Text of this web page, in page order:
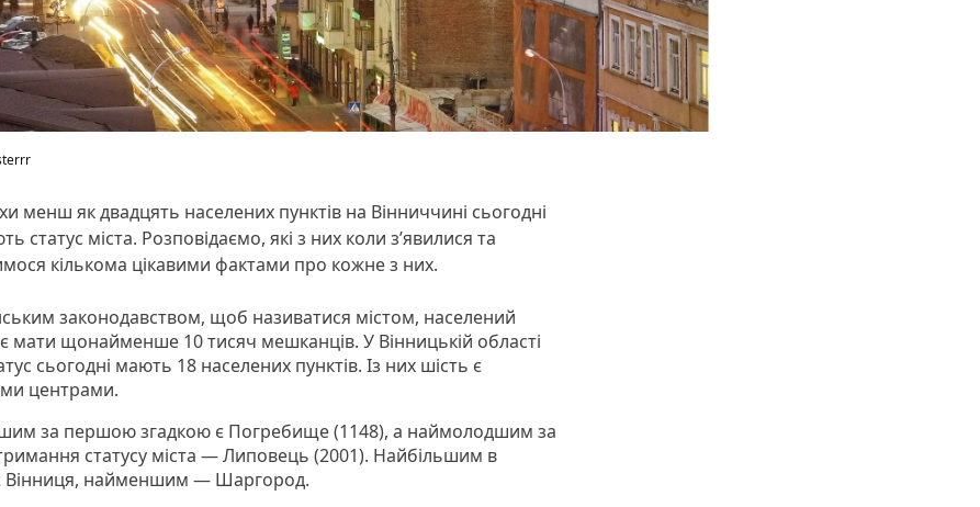
менш як двадцять населених пунктів на Вінниччині сьогодні
статус міста. Розповідаємо, які з них коли зʼявилися та
кількома цікавими фактами про кожне з них.
законодавством, щоб називатися містом, населений
мати щонайменше 10 тисяч мешканців. У Вінницькій області
сьогодні мають 18 населених пунктів. Із них шість є
центрами.
за першою згадкою є Погребище (1148), а наймолодшим за
статусу міста — Липовець (2001). Найбільшим в
Вінниця, найменшим — Шаргород.